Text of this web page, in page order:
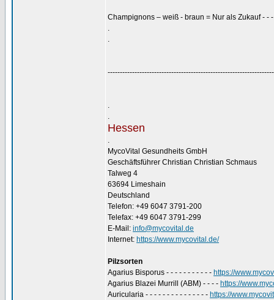
Champignons – weiß - braun = Nur als Zukauf - -
.
.
.
.
Hessen
.
MycoVital Gesundheits GmbH
Geschäftsführer Christian Christian Schmaus
Talweg 4
63694 Limeshain
Deutschland
Telefon: +49 6047 3791-200
Telefax: +49 6047 3791-299
E-Mail: info@mycovital.de
Internet: https://www.mycovital.de/
Pilzsorten
Agarius Bisporus - - - - - - - - - - - https://
Agarius Blazei Murrill (ABM) - - - - https://
Auricularia - - - - - - - - - - - - - - - https://